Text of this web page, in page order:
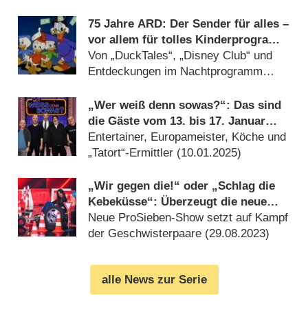
75 Jahre ARD: Der Sender für alles –
vor allem für tolles Kinderprogramm
und Filmschätze
Von „DuckTales“, „Disney Club“ und
Entdeckungen im Nachtprogramm
„Wer weiß denn sowas?“: Das sind
die Gäste vom 13. bis 17. Januar
2025
Entertainer, Europameister, Köche und
„Tatort“-Ermittler (10.01.2025)
„Wir gegen die!“ oder „Schlag die
Kebeküsse“: Überzeugt die neue
Geschwister-Spielshow mit Carolin
Kebekus? – Review
Neue ProSieben-Show setzt auf Kampf
der Geschwisterpaare (29.08.2023)
alle News zur Serie